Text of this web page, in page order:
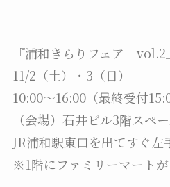
『浦和きらりフェア vol.2』
11/2（土）・3（日）
10:00～16:00（最終受付
（会場）石井ビル3階スペ
JR浦和駅東口を出てすぐ左
※1階にファミリーマートが